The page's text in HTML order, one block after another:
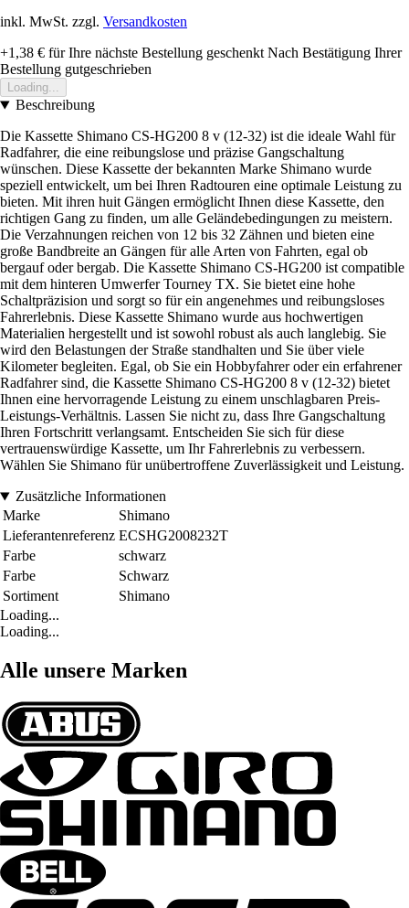
inkl. MwSt. zzgl. Versandkosten
+1,38 € für Ihre nächste Bestellung geschenkt Nach Bestätigung Ihrer
Bestellung gutgeschrieben
Loading...
Beschreibung
Die Kassette Shimano CS-HG200 8 v (12-32) ist die ideale Wahl für
Radfahrer, die eine reibungslose und präzise Gangschaltung
wünschen. Diese Kassette der bekannten Marke Shimano wurde
speziell entwickelt, um bei Ihren Radtouren eine optimale Leistung zu
bieten. Mit ihren huit Gängen ermöglicht Ihnen diese Kassette, den
richtigen Gang zu finden, um alle Geländebedingungen zu meistern.
Die Verzahnungen reichen von 12 bis 32 Zähnen und bieten eine
große Bandbreite an Gängen für alle Arten von Fahrten, egal ob
bergauf oder bergab. Die Kassette Shimano CS-HG200 ist compatible
mit dem hinteren Umwerfer Tourney TX. Sie bietet eine hohe
Schaltpräzision und sorgt so für ein angenehmes und reibungsloses
Fahrerlebnis. Diese Kassette Shimano wurde aus hochwertigen
Materialien hergestellt und ist sowohl robust als auch langlebig. Sie
wird den Belastungen der Straße standhalten und Sie über viele
Kilometer begleiten. Egal, ob Sie ein Hobbyfahrer oder ein erfahrener
Radfahrer sind, die Kassette Shimano CS-HG200 8 v (12-32) bietet
Ihnen eine hervorragende Leistung zu einem unschlagbaren Preis-
Leistungs-Verhältnis. Lassen Sie nicht zu, dass Ihre Gangschaltung
Ihren Fortschritt verlangsamt. Entscheiden Sie sich für diese
vertrauenswürdige Kassette, um Ihr Fahrerlebnis zu verbessern.
Wählen Sie Shimano für unübertroffene Zuverlässigkeit und Leistung.
Zusätzliche Informationen
Marke
Shimano
Lieferantenreferenz ECSHG2008232T
Farbe
schwarz
Farbe
Schwarz
Sortiment
Shimano
Loading...
Loading...
Alle unsere Marken